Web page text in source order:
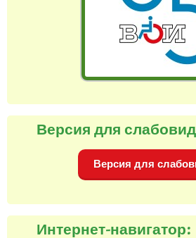
Версия для
Версия для
Интернет-навигатор: